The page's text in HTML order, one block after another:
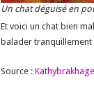
Un chat déguisé en
Et voici un chat bien
balader tranquillement
Source : Kathybrakhage